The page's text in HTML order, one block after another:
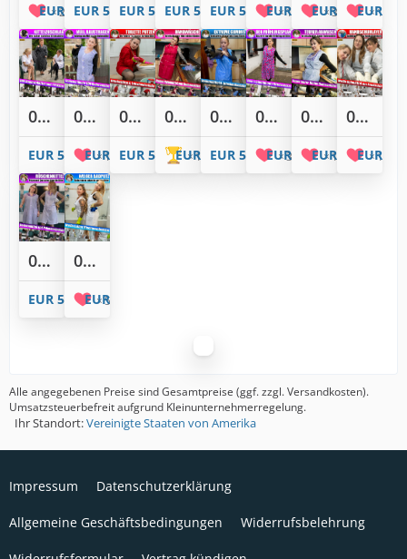
2
EUR 5,00EUR 5,00EUR 5,00EUR 5,00EUR 5,00 1
EUR 5,00 3
EUR 5,00 1
EUR
02878: Wer bekommt den Zuschlag für Lulu's neue Kittelschürze
EUR 5,00
02873: Isi trägt den Müll raus in einem schicken flieder Dederonkittel
1
EUR 5,00
02866: Isi putzt die Toilette im roten Kittel und Latexhandschuhen
EUR 5,00
02857: Isi in einem pinken Nylonkittel wäscht einen Dederonkittel mit der Hand
1
EUR 5,00
02852: Abwaschaufgabe in extra dicken und langen Gummihandschuhen
EUR 5,00
02843: Isi Frühlingsplan für den Garten in Oma's bunter Kittelschürze
3
EUR 5,00
02840: Isi wäscht ab im super teuren flieder Dederonkittel
1
EUR 5,00
02833: Zu dritt im Nylonkittel geht es an den Handschuhlayer Rekord
1
EUR
02831: Putzen und Quatschen über Kittelschürzen und Polyesterjacken
EUR 5,00
02826: Badezimmer putzen in langen weißen Leiber Mischgewebekittel
5
EUR 5,00
Alle angegebenen Preise sind Gesamtpreise (ggf. zzgl. Versandkosten).
Umsatzsteuerbefreit aufgrund Kleinunternehmerregelung.
Ihr Standort:Vereinigte Staaten von Amerika
Impressum Datenschutzerklärung
Allgemeine Geschäftsbedingungen Widerrufsbelehrung